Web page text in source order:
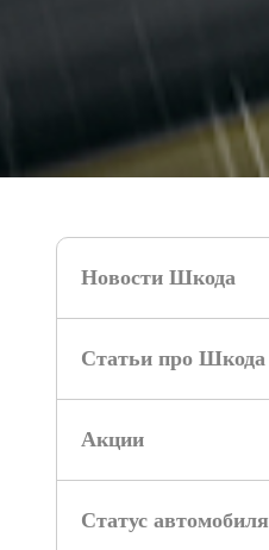
Новости Шкода
Статьи про Шкода
Акции
Статус автомобиля